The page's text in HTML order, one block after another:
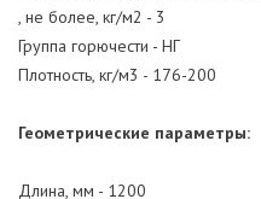
, не более, кг/м2 - 3
Группа горючести - НГ
Плотность, кг/м3 - 176-200
Геометрические параметры:
Длина, мм - 1200